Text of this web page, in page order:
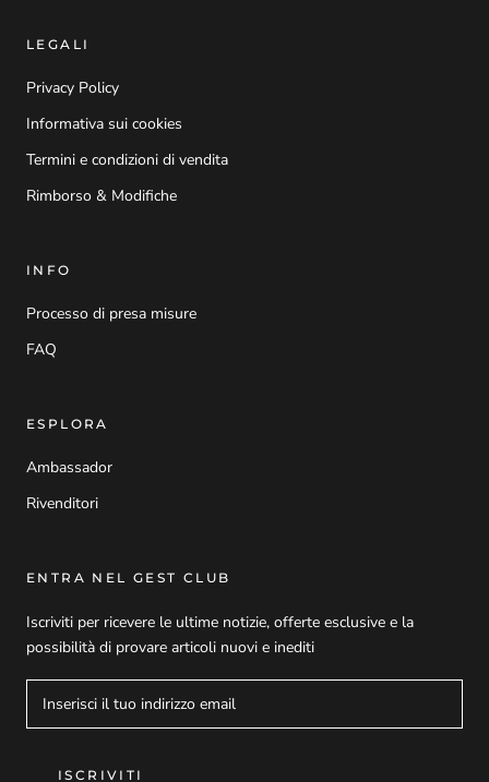
LEGALI
Privacy Policy
Informativa sui cookies
Termini e condizioni di vendita
Rimborso & Modifiche
INFO
Processo di presa misure
FAQ
ESPLORA
Ambassador
Rivenditori
ENTRA NEL GEST CLUB
Iscriviti per ricevere le ultime notizie, offerte esclusive e la
possibilità di provare articoli nuovi e inediti
ISCRIVITI